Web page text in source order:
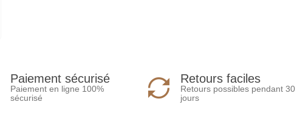
Paiement sécurisé
Paiement en ligne 100%
sécurisé
Retours faciles
Retours possibles pendant 30
jours